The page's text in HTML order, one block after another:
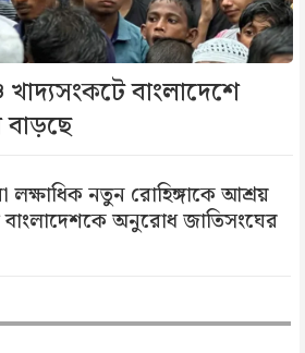
বাংলাদেশে
বাড়ছে
নতুন রোহিঙ্গাকে আশ্রয়
বাংলাদেশকে অনুরোধ জাতিসংঘের